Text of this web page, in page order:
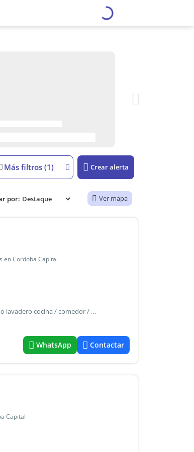
Más filtros (1) Crear alerta
por: Ver mapa
en Cordoba Capital
[Irenepolim-2002] zona: terrazas de manantiales living toilette estudio lavadero cocina / comedor / estar asador 3 dormitorios (1 en suite) 3 baños completos caldera con radiadores instalados patio al frente y trasero consultar de entregar en parte de pago algo recibe menor "la presente publicación no es una oferta vinculante en los términos del art 7 y 8 de ley de defensa al consumidor ley n 24 240 y el art del codigo civil la información contenida esta sujeta a modificación sin previo aviso y a criterio del propietario quien determina las condiciones finales para dar en venta o alquiler el inmueble de su propiedad ud dispone de amplia libertad para adquirir información concreta, veraz, o objetiva que revista el carácter de una oferta -" lic. Irene polimandi cpi.:4312
WhatsApp Contactar
Capital